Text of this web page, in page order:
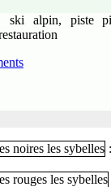
ski alpin, piste